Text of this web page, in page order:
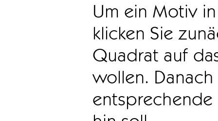
Um ein Motiv
klicken Sie
Quadrat auf
wollen.